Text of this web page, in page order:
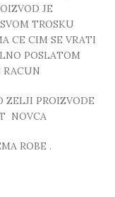
JE
TROSKU
CE CIM SE VRATI
POSLATOM
RACUN
ZELJI PROIZVODE
NOVCA
ROBE .